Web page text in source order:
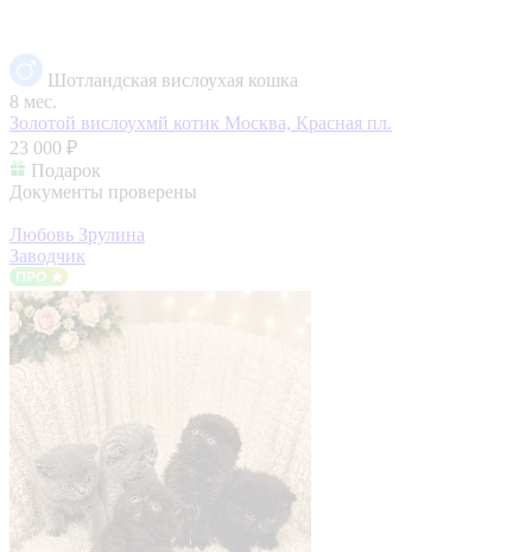
Шотландская вислоухая кошка
8 мес.
Золотой вислоухмй котик Москва, Красная пл.
23 000 ₽
Подарок
Документы проверены
Любовь Зрулина
Заводчик